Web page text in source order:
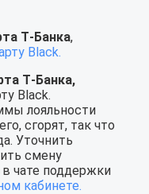
Т‑Банка,
Black.
Т‑Банка,
Black.
лояльности
сгорят, так что
Уточнить
смену
чате поддержки
кабинете.